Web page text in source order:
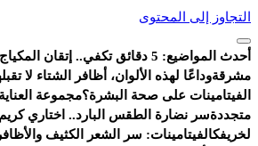
التجاوز إلى المحتوى
أحدث المواضيع:
5 دقائق تكفي.. إتقان
مشرقةوداعًا لهذه الألوان، أظافر الشتاء لا
الفيتامينات على صحة البشرة؟مجموعة
متجددةسر نضارة الطقس البارد.. اختاري
لخريفكالفيتامينات: سر الشعر الكثيف